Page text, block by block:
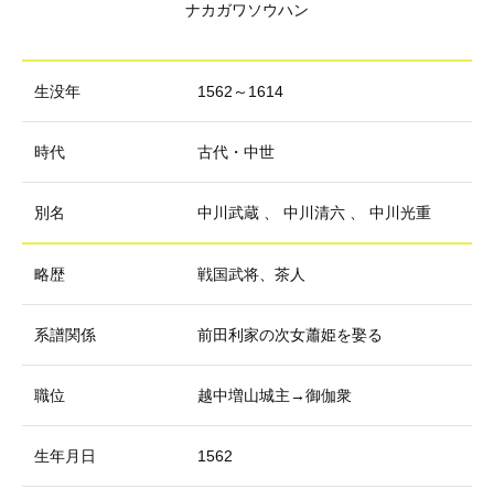
ナカガワソウハン
生没年 1562～1614
時代 古代・中世
別名 中川武蔵 中川清六 中川光重
略歴 戦国武将、茶人
系譜関係 前田利家の次女蕭姫を娶る
職位 越中増山城主→御伽衆
生年月日 1562